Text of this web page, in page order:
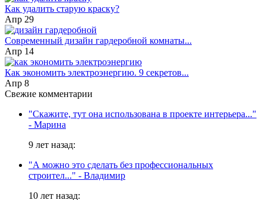
Как удалить старую краску?
Апр 29
Современный дизайн гардеробной комнаты...
Апр 14
Как экономить электроэнергию. 9 секретов...
Апр 8
Свежие комментарии
"Скажите, тут она использована в проекте интерьера..."
- Марина
9 лет назад:
"А можно это сделать без профессиональных
строител..." - Владимир
10 лет назад: